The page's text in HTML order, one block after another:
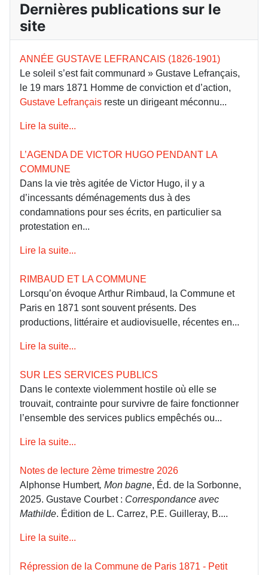
Dernières publications sur le
site
ANNÉE GUSTAVE LEFRANCAIS (1826-1901)
Le soleil s’est fait communard » Gustave Lefrançais,
le 19 mars 1871 Homme de conviction et d’action,
Gustave Lefrançais reste un dirigeant méconnu...
Lire la suite...
L’AGENDA DE VICTOR HUGO PENDANT LA
COMMUNE
Dans la vie très agitée de Victor Hugo, il y a
d’incessants déménagements dus à des
condamnations pour ses écrits, en particulier sa
protestation en...
Lire la suite...
RIMBAUD ET LA COMMUNE
Lorsqu’on évoque Arthur Rimbaud, la Commune et
Paris en 1871 sont souvent présents. Des
productions, littéraire et audiovisuelle, récentes en...
Lire la suite...
SUR LES SERVICES PUBLICS
Dans le contexte violemment hostile où elle se
trouvait, contrainte pour survivre de faire fonctionner
l’ensemble des services publics empêchés ou...
Lire la suite...
Notes de lecture 2ème trimestre 2026
Alphonse Humbert, Mon bagne, Éd. de la Sorbonne,
2025. Gustave Courbet : Correspondance avec
Mathilde. Édition de L. Carrez, P.E. Guilleray, B....
Lire la suite...
Répression de la Commune de Paris 1871 - Petit